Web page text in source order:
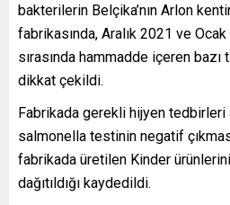
bakterilerin Belçika’nın Arlon
fabrikasında, Aralık 2021 ve
sırasında hammadde içeren bazı
dikkat çekildi.
Fabrikada gerekli hijyen tedbirleri
salmonella testinin negatif
fabrikada üretilen Kinder
dağıtıldığı kaydedildi.